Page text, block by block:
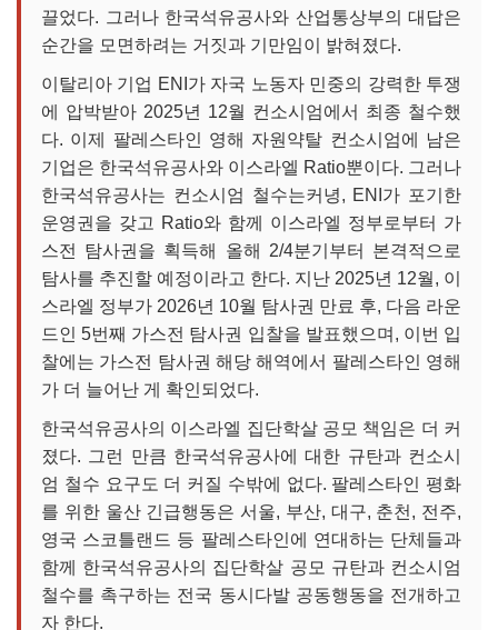
끌었다. 그러나 한국석유공사와 산업통상부의 대답은
순간을 모면하려는 거짓과 기만임이 밝혀졌다.
이탈리아 기업 ENI가 자국 노동자 민중의 강력한 투쟁
에 압박받아 2025년 12월 컨소시엄에서 최종 철수했
다. 이제 팔레스타인 영해 자원약탈 컨소시엄에 남은
기업은 한국석유공사와 이스라엘 Ratio뿐이다. 그러나
한국석유공사는 컨소시엄 철수는커녕, ENI가 포기한
운영권을 갖고 Ratio와 함께 이스라엘 정부로부터 가
스전 탐사권을 획득해 올해 2/4분기부터 본격적으로
탐사를 추진할 예정이라고 한다. 지난 2025년 12월, 이
스라엘 정부가 2026년 10월 탐사권 만료 후, 다음 라운
드인 5번째 가스전 탐사권 입찰을 발표했으며, 이번 입
찰에는 가스전 탐사권 해당 해역에서 팔레스타인 영해
가 더 늘어난 게 확인되었다.
한국석유공사의 이스라엘 집단학살 공모 책임은 더 커
졌다. 그런 만큼 한국석유공사에 대한 규탄과 컨소시
엄 철수 요구도 더 커질 수밖에 없다. 팔레스타인 평화
를 위한 울산 긴급행동은 서울, 부산, 대구, 춘천, 전주,
영국 스코틀랜드 등 팔레스타인에 연대하는 단체들과
함께 한국석유공사의 집단학살 공모 규탄과 컨소시엄
철수를 촉구하는 전국 동시다발 공동행동을 전개하고
자 한다.